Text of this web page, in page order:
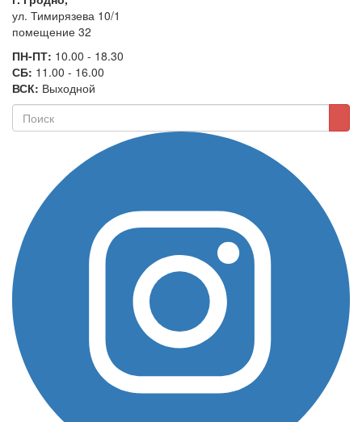
ул. Тимирязева 10/1
помещение 32
ПН-ПТ: 10.00 - 18.30
СБ: 11.00 - 16.00
ВСК: Выходной